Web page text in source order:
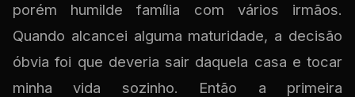
porém humilde família com vários irmãos.
Quando alcancei alguma maturidade, a decisão
óbvia foi que deveria sair daquela casa e tocar
minha vida sozinho. Então a primeira